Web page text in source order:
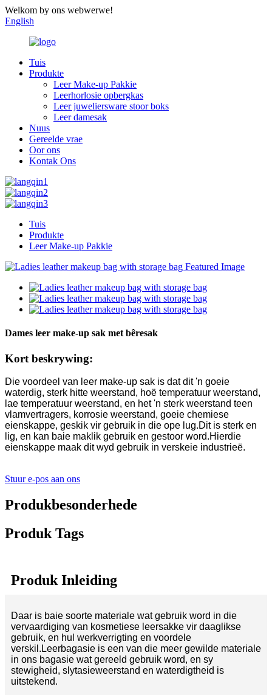
Welkom by ons webwerwe!
English
Tuis
Produkte
Leer Make-up Pakkie
Leerhorlosie opbergkas
Leer juweliersware stoor boks
Leer damesak
Nuus
Gereelde vrae
Oor ons
Kontak Ons
Tuis
Produkte
Leer Make-up Pakkie
Dames leer make-up sak met bêresak
Kort beskrywing:
Die voordeel van leer make-up sak is dat dit 'n goeie
waterdig, sterk hitte weerstand, hoë temperatuur weerstand,
lae temperatuur weerstand, en het 'n sterk weerstand teen
vlamvertragers, korrosie weerstand, goeie chemiese
eienskappe, geskik vir gebruik in die ope lug.Dit is sterk en
lig, en kan baie maklik gebruik en gestoor word.Hierdie
eienskappe maak dit wyd gebruik in verskeie industrieë.
Stuur e-pos aan ons
Produkbesonderhede
Produk Tags
Produk Inleiding
Daar is baie soorte materiale wat gebruik word in die
vervaardiging van kosmetiese leersakke vir daaglikse
gebruik, en hul werkverrigting en voordele
verskil.Leerbagasie is een van die meer gewilde materiale
in ons bagasie wat gereeld gebruik word, en sy
stewigheid, slytasieweerstand en waterdigtheid is
uitstekend.